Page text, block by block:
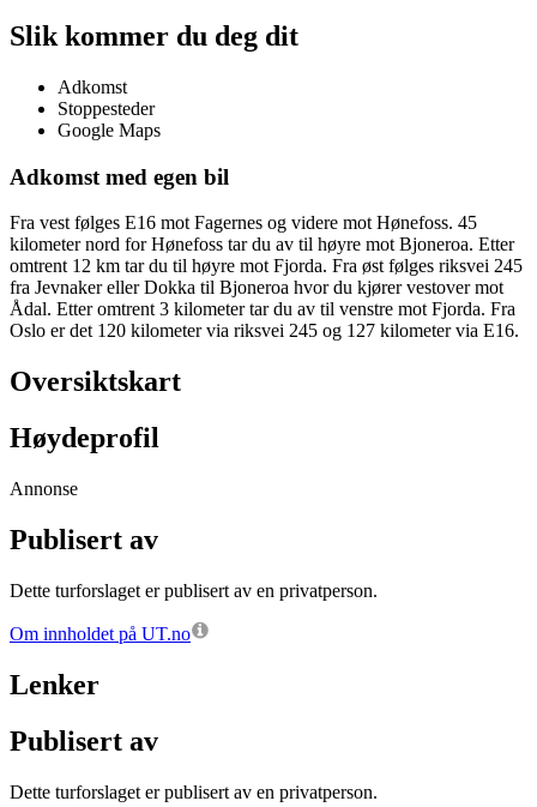
Slik kommer du deg dit
Adkomst
Stoppesteder
Google Maps
Adkomst med egen bil
Fra vest følges E16 mot Fagernes og videre mot Hønefoss. 45
kilometer nord for Hønefoss tar du av til høyre mot Bjoneroa. Etter
omtrent 12 km tar du til høyre mot Fjorda. Fra øst følges riksvei 245
fra Jevnaker eller Dokka til Bjoneroa hvor du kjører vestover mot
Ådal. Etter omtrent 3 kilometer tar du av til venstre mot Fjorda. Fra
Oslo er det 120 kilometer via riksvei 245 og 127 kilometer via E16.
Oversiktskart
Høydeprofil
Annonse
Publisert av
Dette turforslaget er publisert av en privatperson.
Om innholdet på UT.no
Lenker
Publisert av
Dette turforslaget er publisert av en privatperson.